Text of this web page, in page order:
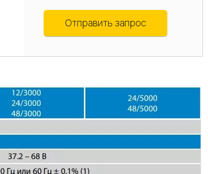
Отправить запрос